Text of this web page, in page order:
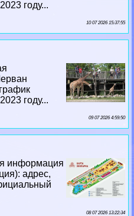
году...
10 07 2026 15:37:55
году...
09 07 2026 4:59:50
информация
адрес,
08 07 2026 13:22:34